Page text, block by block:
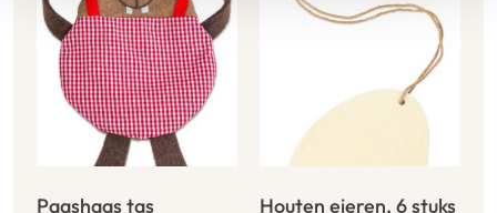
Paashaas tas Houten eieren, 6 stuks